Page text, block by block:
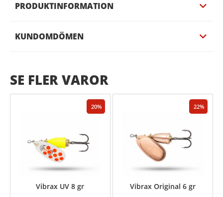
PRODUKTINFORMATION
KUNDOMDÖMEN
SE FLER VAROR
20
Vibrax UV 8 gr
22
Vibrax Original 6 gr